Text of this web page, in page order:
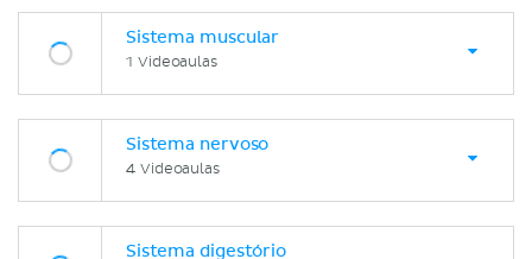
Sistema muscular
1 Videoaulas
Sistema nervoso
4 Videoaulas
Sistema digestório